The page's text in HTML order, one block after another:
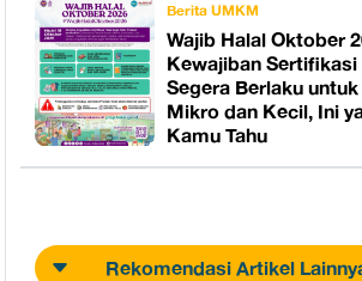
Berita UMKM
Wajib Halal Oktober
Kewajiban Sertifikasi
Segera Berlaku
Mikro dan Kecil, Ini
Kamu Tahu
Rekomendasi Artikel